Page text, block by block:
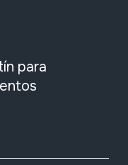
para